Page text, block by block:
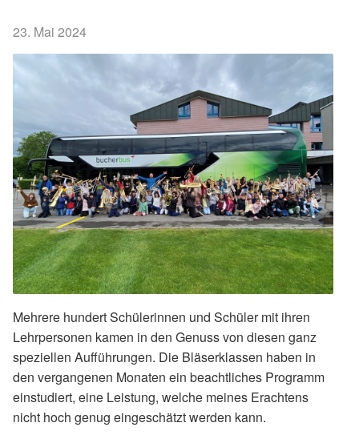
23. Mai 2024
Mehrere hundert Schülerinnen und Schüler mit ihren
Lehrpersonen kamen in den Genuss von diesen ganz
speziellen Aufführungen. Die Bläserklassen haben in
den vergangenen Monaten ein beachtliches Programm
einstudiert, eine Leistung, welche meines Erachtens
nicht hoch genug eingeschätzt werden kann.